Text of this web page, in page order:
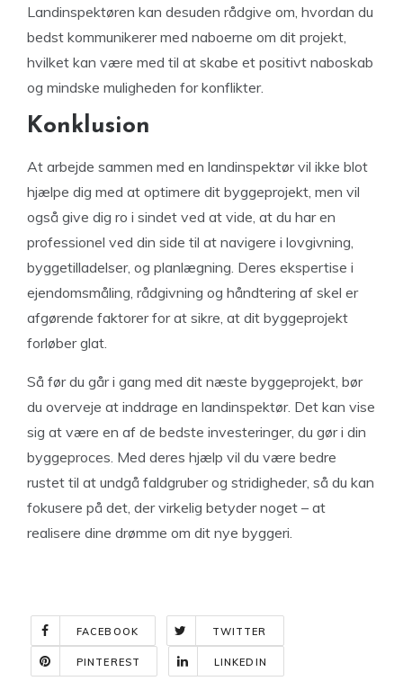
Landinspektøren kan desuden rådgive om, hvordan du
bedst kommunikerer med naboerne om dit projekt,
hvilket kan være med til at skabe et positivt naboskab
og mindske muligheden for konflikter.
Konklusion
At arbejde sammen med en landinspektør vil ikke blot
hjælpe dig med at optimere dit byggeprojekt, men vil
også give dig ro i sindet ved at vide, at du har en
professionel ved din side til at navigere i lovgivning,
byggetilladelser, og planlægning. Deres ekspertise i
ejendomsmåling, rådgivning og håndtering af skel er
afgørende faktorer for at sikre, at dit byggeprojekt
forløber glat.
Så før du går i gang med dit næste byggeprojekt, bør
du overveje at inddrage en landinspektør. Det kan vise
sig at være en af de bedste investeringer, du gør i din
byggeproces. Med deres hjælp vil du være bedre
rustet til at undgå faldgruber og stridigheder, så du kan
fokusere på det, der virkelig betyder noget – at
realisere dine drømme om dit nye byggeri.
FACEBOOK TWITTER
PINTEREST LINKEDIN